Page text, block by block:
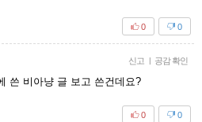
0
0
신고 | 공감 확인
쓴 비아냥 글 보고 쓴건데요?
0
0